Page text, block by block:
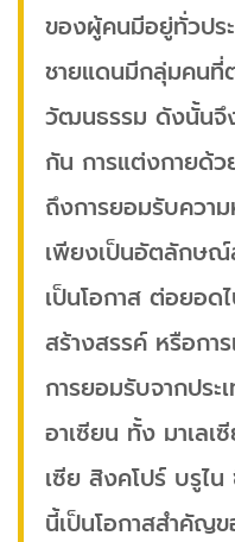
ของผู้คนมีอยู่ทั่วปร
ชายแดนมีกลุ่มคนที่
วัฒนธรรม ดังนั้นจึ
กัน การแต่งกายด้
ถึงการยอมรับควา
เพียงเป็นอัตลักษ
เป็นโอกาส ต่อยอด
สร้างสรรค์ หรือกา
การยอมรับจากประ
อาเซียน ทั้ง มาเลเ
เซีย สิงคโปร์ บรูไ
นี้เป็นโอกาสสำคัญข